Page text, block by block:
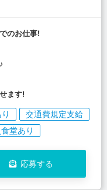
のお仕事!
ます!
交通費規定支給
堂あり
応募する